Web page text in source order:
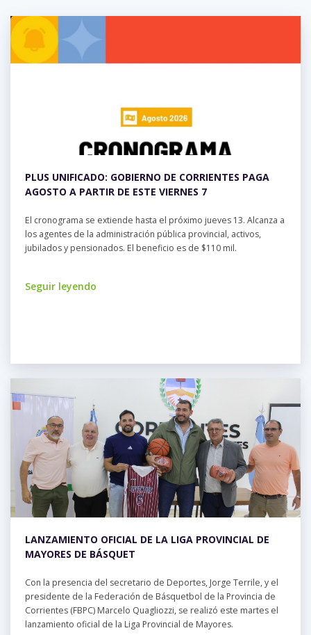
PLUS UNIFICADO: GOBIERNO DE CORRIENTES PAGA
AGOSTO A PARTIR DE ESTE VIERNES 7
El cronograma se extiende hasta el próximo jueves 13. Alcanza a
los agentes de la administración pública provincial, activos,
jubilados y pensionados. El beneficio es de $110 mil.
Seguir leyendo
LANZAMIENTO OFICIAL DE LA LIGA PROVINCIAL DE
MAYORES DE BÁSQUET
Con la presencia del secretario de Deportes, Jorge Terrile, y el
presidente de la Federación de Básquetbol de la Provincia de
Corrientes (FBPC) Marcelo Quagliozzi, se realizó este martes el
lanzamiento oficial de la Liga Provincial de Mayores.